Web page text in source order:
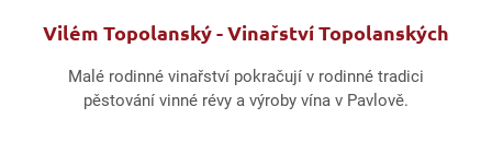
Vilém Topolanský - Vinařství Topolanských
Malé rodinné vinařství pokračují v rodinné tradici
pěstování vinné révy a výroby vína v Pavlově.